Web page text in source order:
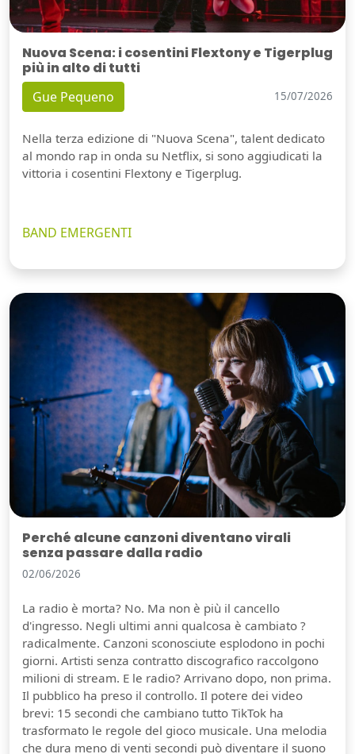
Nuova Scena: i cosentini Flextony e Tigerplug
più in alto di tutti
Gue Pequeno 15/07/2026
Nella terza edizione di "Nuova Scena", talent dedicato
al mondo rap in onda su Netflix, si sono aggiudicati la
vittoria i cosentini Flextony e Tigerplug.
BAND EMERGENTI
Perché alcune canzoni diventano virali
senza passare dalla radio
02/06/2026
La radio è morta? No. Ma non è più il cancello
d'ingresso. Negli ultimi anni qualcosa è cambiato ?
radicalmente. Canzoni sconosciute esplodono in pochi
giorni. Artisti senza contratto discografico raccolgono
milioni di stream. E le radio? Arrivano dopo, non prima.
Il pubblico ha preso il controllo. Il potere dei video
brevi: 15 secondi che cambiano tutto TikTok ha
trasformato le regole del gioco musicale. Una melodia
che dura meno di venti secondi può diventare il suono